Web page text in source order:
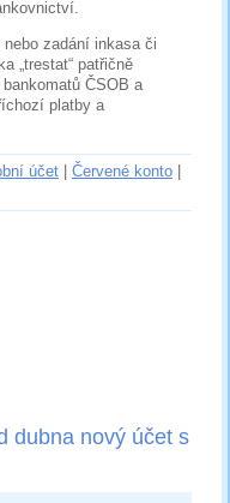
zadání inkasa či
„trestat“ patřičně
ČSOB a
platby a
účet | Červené konto |
dubna nový účet s